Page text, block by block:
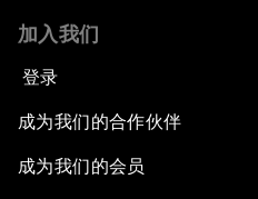
加入我们
登录
成为我们的合作伙伴
成为我们的会员